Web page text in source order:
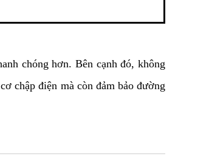
chóng hơn. Bên cạnh đó, không
chập điện mà còn đảm bảo đường